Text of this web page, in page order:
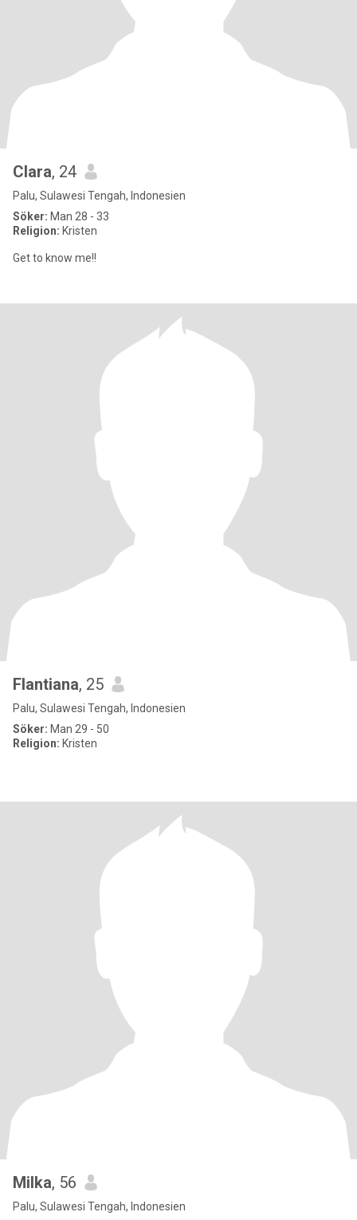
Clara, 24
Palu, Sulawesi Tengah, Indonesien
Söker: Man 28 - 33
Religion: Kristen
Get to know me!!
Flantiana, 25
Palu, Sulawesi Tengah, Indonesien
Söker: Man 29 - 50
Religion: Kristen
Milka, 56
Palu, Sulawesi Tengah, Indonesien